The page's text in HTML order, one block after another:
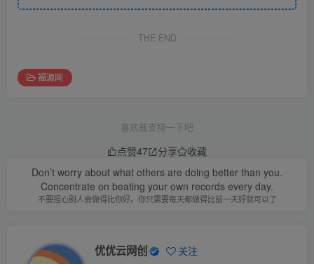
THE END
福源网
喜欢就支持一下吧
点赞47 分享
收藏
Don’t worry about what others are doing better than you.
Concentrate on beating your own records every day.
不要担心别人会做得比你好。你只需要每天都做得比前一天好就可以了
优优云网创 关注